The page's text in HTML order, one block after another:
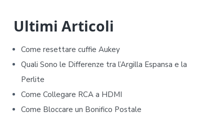
d
e
b
a
r
Ultimi Articoli
Come resettare cuffie Aukey​​
Quali Sono le Differenze tra l’Argilla Espansa e la
Perlite
Come Collegare RCA a HDMI
Come Bloccare un Bonifico Postale